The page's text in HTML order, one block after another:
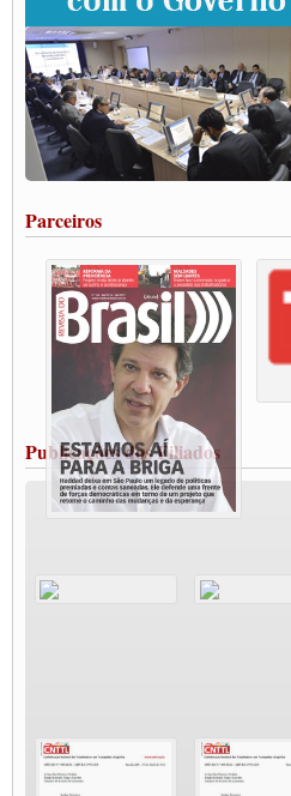
ENCONTRO INTERNACIONAL EM
DO BRASIL E A ELEIÇÃO 2022
Carta às Brasileiras e aos Brasileiros em
Paulinho, presidente da CNTTL, faz balanço
Caminhoneiros aprovam greve a partir do 1º de
Rodoviários de Feira Santana fazem
salarial
Vacina Já: Lockdown de 24 horas dos
Condutores de Guarulhos farão greve
Paralisação dos Caminhoneiros na #BR285,
Rio Grande
Caminhoneiros bloqueiam duas faixas na
Modal-Live #13 Aumento da Violência
Trabalhadora em Tempos de Pandemia
MODAL-LIVE#12 POLÍTICAS PÚBLICAS
CLASSE TRABALHADORA E ELEIÇÕES
MODAL-LIVE#11 POLÍTICAS PÚBLICAS
JUVENTUDE DO TRANSPORTE: POR
Fabio Primo testa positivo para Coronavírus,
Modal-Live#9 Quais são os direitos dos
Participe da Campanha Fora Bolsonaro
CNTTL e FECOOTAC apoiam Campanha
MODAL-LIVE#8 - Lideranças sindicais da
O PAPEL DA ITF E FUTAC NAS LUTAS,
ESCALA GLOBAL E DA DEFESA DA
Modal-Live #6: Com participação especial do
Parceiros
Publicações dos Filiados